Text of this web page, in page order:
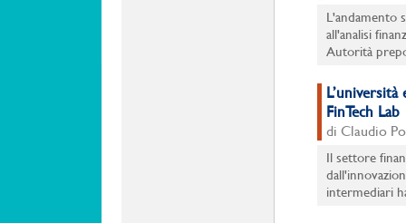
L'andamento
all'analisi
Autorità
L’università
FinTech Lab
di Claudio
Il settore
intermediari